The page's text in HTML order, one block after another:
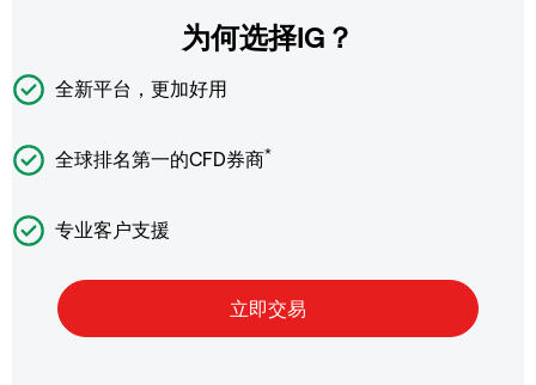
为何选择IG？
全新平台，更加好用
全球排名第一的CFD券商*
专业客户支援